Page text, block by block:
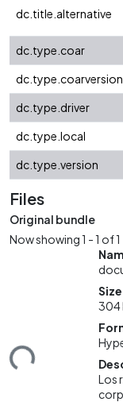
dc.title.alternative
dc.type.coar
dc.type.coarversion
dc.type.driver
dc.type.local
dc.type.version
Files
Original bundle
Now showing1 - 1 of 1
Loading...
304
Los